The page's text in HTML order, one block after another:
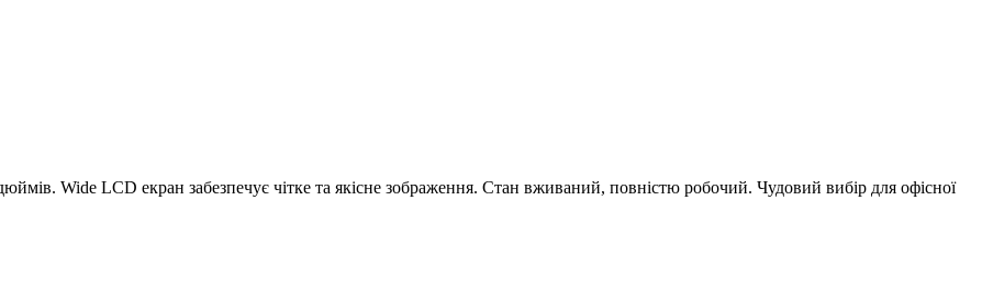
Wide LCD екран забезпечує чітке та якісне зображення. Стан вживаний, повністю робочий. Чудовий вибір для офісної